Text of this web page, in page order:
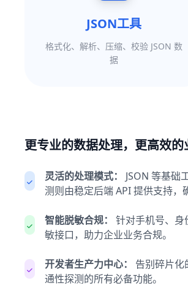
JSON工具
格式化、解析、压缩、校验 JSON 数
据
更专业的数据处理，更高效的
灵活的处理模式：
JSON 等基础
测则由稳定后端 API 提供支持，
智能脱敏合规：
针对手机号、
敏接口，助力企业业务合规。
开发者生产力中心：
告别碎片化
通性探测的所有必备功能。